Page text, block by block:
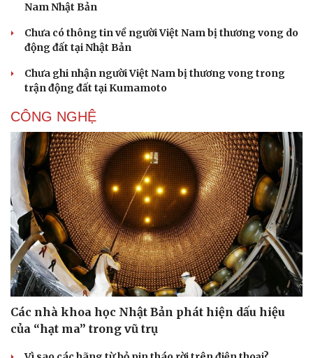
Nam Nhật Bản
Chưa có thông tin về người Việt Nam bị thương vong do
động đất tại Nhật Bản
Chưa ghi nhận người Việt Nam bị thương vong trong
trận động đất tại Kumamoto
CÔNG NGHỆ
Các nhà khoa học Nhật Bản phát hiện dấu hiệu
của “hạt ma” trong vũ trụ